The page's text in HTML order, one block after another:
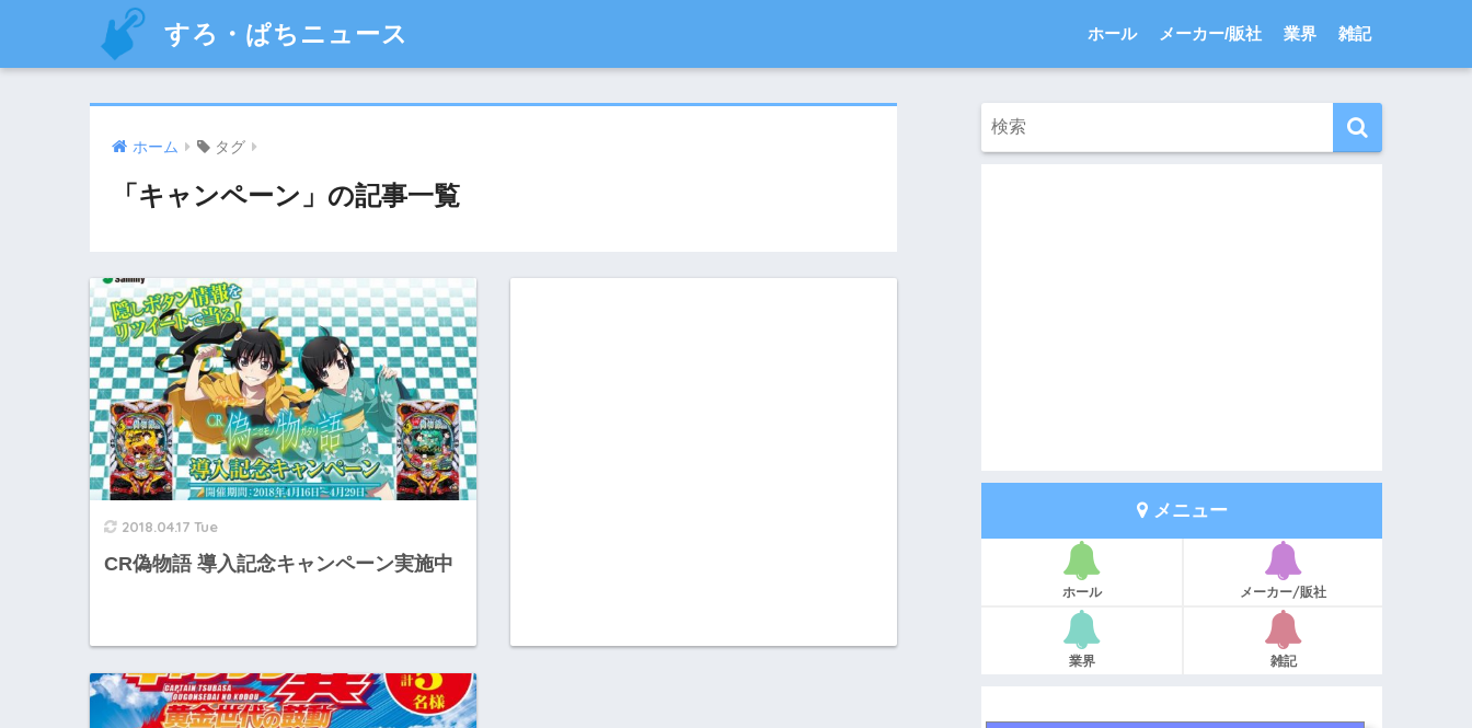
すろ・ぱちニュース ホール メーカー/販社 業界 雑記
ホーム タグ
「キャンペーン」の記事一覧
2018.04.17 Tue
CR偽物語 導入記念キャンペーン実施中
メニュー
ホール メーカー/販社
業界 雑記